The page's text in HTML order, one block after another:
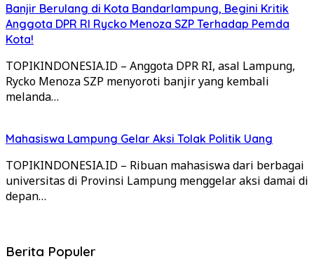
Banjir Berulang di Kota Bandarlampung, Begini Kritik
Anggota DPR RI Rycko Menoza SZP Terhadap Pemda
Kota!
TOPIKINDONESIA.ID – Anggota DPR RI, asal Lampung,
Rycko Menoza SZP menyoroti banjir yang kembali
melanda…
Mahasiswa Lampung Gelar Aksi Tolak Politik Uang
TOPIKINDONESIA.ID – Ribuan mahasiswa dari berbagai
universitas di Provinsi Lampung menggelar aksi damai di
depan…
Berita Populer